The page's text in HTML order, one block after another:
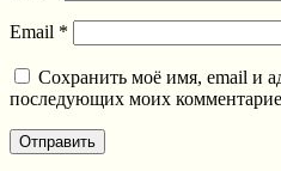
Email *
Сохранить моё имя, email и
последующих моих